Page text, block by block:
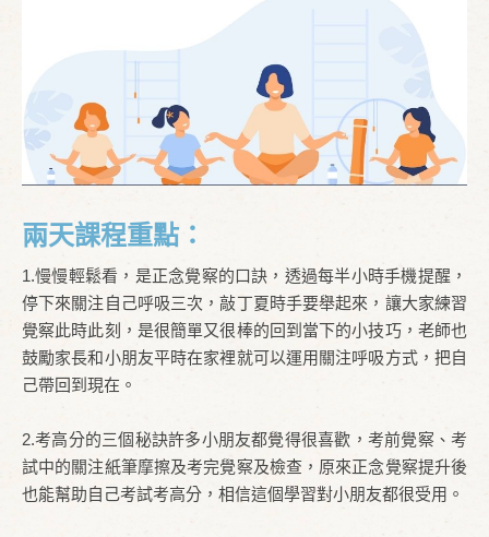
兩天課程重點：
1.慢慢輕鬆看，是正念覺察的口訣，透過每半小時手機提醒，
停下來關注自己呼吸三次，敲丁夏時手要舉起來，讓大家練習
覺察此時此刻，是很簡單又很棒的回到當下的小技巧，老師也
鼓勵家長和小朋友平時在家裡就可以運用關注呼吸方式，把自
己帶回到現在。
2.考高分的三個秘訣許多小朋友都覺得很喜歡，考前覺察、考
試中的關注紙筆摩擦及考完覺察及檢查，原來正念覺察提升後
也能幫助自己考試考高分，相信這個學習對小朋友都很受用。